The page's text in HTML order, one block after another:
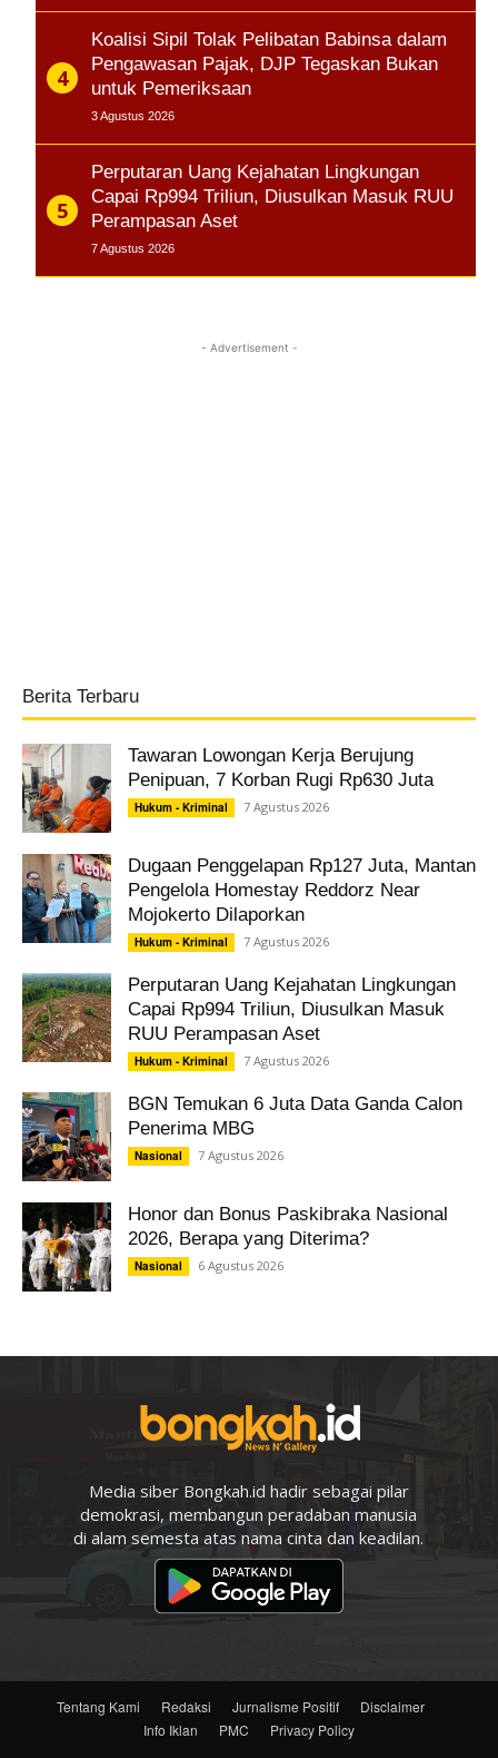
Koalisi Sipil Tolak Pelibatan Babinsa dalam
Pengawasan Pajak, DJP Tegaskan Bukan
untuk Pemeriksaan
3 Agustus 2026
Perputaran Uang Kejahatan Lingkungan
Capai Rp994 Triliun, Diusulkan Masuk RUU
Perampasan Aset
7 Agustus 2026
- Advertisement -
Berita Terbaru
Tawaran Lowongan Kerja Berujung
Penipuan, 7 Korban Rugi Rp630 Juta
Hukum - Kriminal 7 Agustus 2026
Dugaan Penggelapan Rp127 Juta, Mantan
Pengelola Homestay Reddorz Near
Mojokerto Dilaporkan
Hukum - Kriminal 7 Agustus 2026
Perputaran Uang Kejahatan Lingkungan
Capai Rp994 Triliun, Diusulkan Masuk
RUU Perampasan Aset
Hukum - Kriminal 7 Agustus 2026
BGN Temukan 6 Juta Data Ganda Calon
Penerima MBG
Nasional 7 Agustus 2026
Honor dan Bonus Paskibraka Nasional
2026, Berapa yang Diterima?
Nasional 6 Agustus 2026
Media siber Bongkah.id hadir sebagai pilar
demokrasi, membangun peradaban manusia
di alam semesta atas nama cinta dan keadilan.
Tentang Kami Redaksi Jurnalisme Positif
Disclaimer
Info Iklan
PMC Privacy Policy